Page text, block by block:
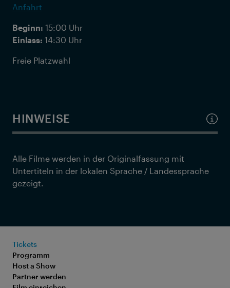
Anfahrt
Beginn: 15:00 Uhr
Einlass: 14:30 Uhr
Freie Platzwahl
HINWEISE
Alle Filme werden in der Originalfassung mit
Untertiteln in der lokalen Sprache / Landessprache
gezeigt.
Tickets
Programm
Host a Show
Partner werden